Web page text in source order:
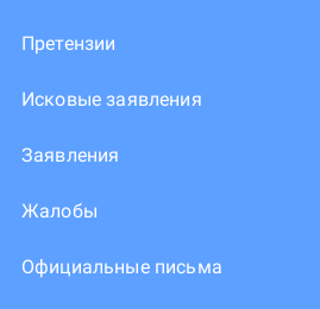
Претензии
Исковые заявления
Заявления
Жалобы
Официальные письма